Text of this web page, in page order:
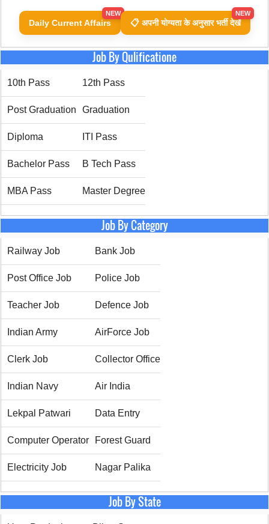
Daily Current Affairs
NEW
📋 अपनी योग्यता के अनुसार भर्ती देखें
NEW
Job By Qulificatione
10th Pass 12th Pass
Post Graduation Graduation
Diploma ITI Pass
Bachelor Pass B Tech Pass
MBA Pass Master Degree
Job By Category
Railway Job Bank Job
Post Office Job Police Job
Teacher Job Defence Job
Indian Army AirForce Job
Clerk Job Collector Office
Indian Navy Air India
Lekpal Patwari Data Entry
Computer Operator Forest Guard
Electricity Job Nagar Palika
Job By State